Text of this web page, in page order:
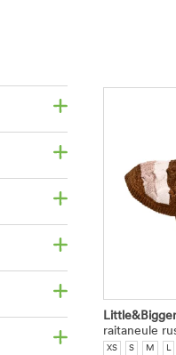
Little&Bigger
raitaneule
XS S M L